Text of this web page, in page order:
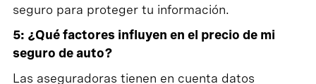
seguro para proteger tu información.
5: ¿Qué factores influyen en el precio de mi
seguro de auto?
Las aseguradoras tienen en cuenta datos